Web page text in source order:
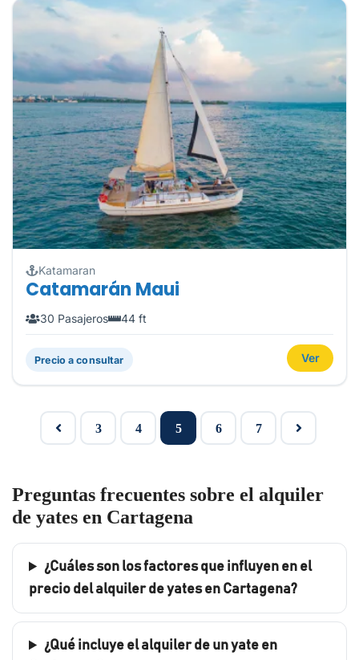
Katamaran
Catamarán Maui
30 Pasajeros 44 ft
Precio a consultar Ver
3 4 5 6 7
Preguntas frecuentes sobre el alquiler
de yates en Cartagena
¿Cuáles son los factores que influyen en el
precio del alquiler de yates en Cartagena?
¿Qué incluye el alquiler de un yate en